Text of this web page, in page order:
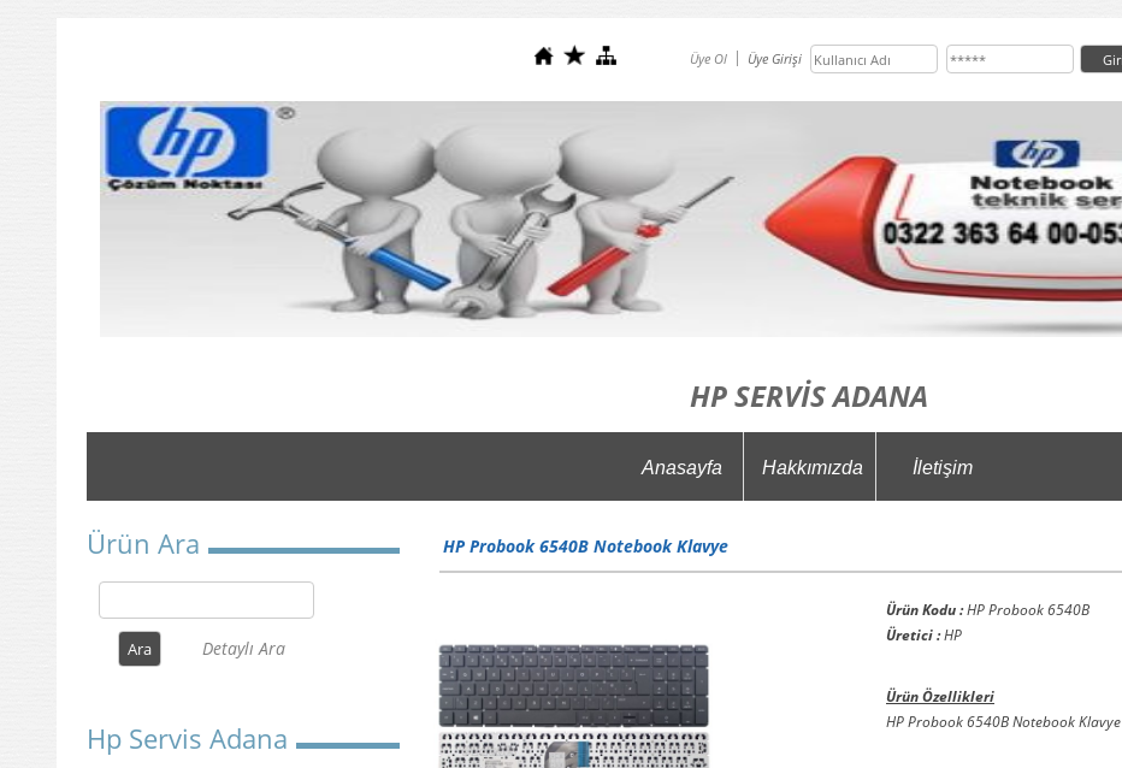
Üye Ol Üye Girişi
HP SERVİS ADANA
Anasayfa Hakkımızda İletişim
Ürün Ara
Detaylı Ara
Hp Servis Adana
HP Probook 6540B Notebook Klavye
Ürün Kodu :HP Probook 6540B
Üretici :HP
Ürün Özellikleri
HP Probook 6540B Notebook Klavye